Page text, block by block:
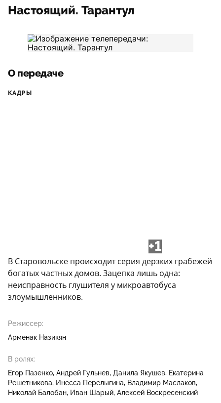
Настоящий. Тарантул
О передаче
КАДРЫ
+1
В Старовольске происходит серия дерзких грабежей
богатых частных домов. Зацепка лишь одна:
неисправность глушителя у микроавтобуса
злоумышленников.
Режиссер:
Арменак Назикян
В ролях:
Егор Пазенко Андрей Гульнев Данила Якушев
Екатерина
Решетникова Инесса Перелыгина Владимир Маслаков
Николай Балобан Иван Шарый Алексей Воскресенский